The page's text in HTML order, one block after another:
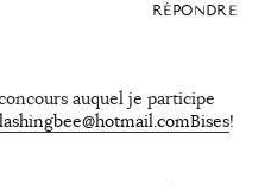
RÉPONDRE
auquel je participe
!